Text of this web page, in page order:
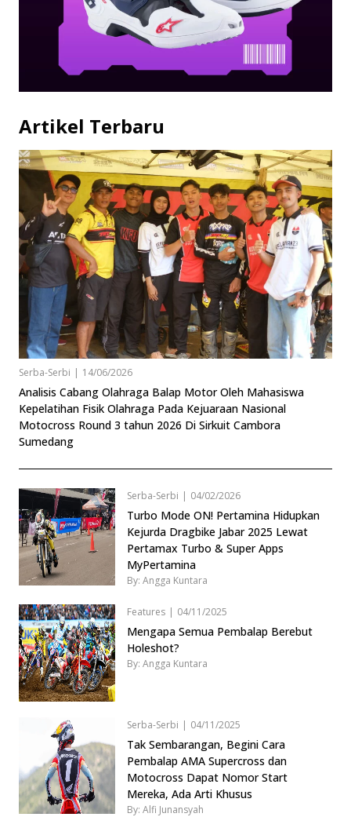
Artikel Terbaru
Serba-Serbi | 14/06/2026
Analisis Cabang Olahraga Balap Motor Oleh Mahasiswa
Kepelatihan Fisik Olahraga Pada Kejuaraan Nasional
Motocross Round 3 tahun 2026 Di Sirkuit Cambora
Sumedang
Serba-Serbi | 04/02/2026
Turbo Mode ON! Pertamina Hidupkan
Kejurda Dragbike Jabar 2025 Lewat
Pertamax Turbo & Super Apps
MyPertamina
By: Angga Kuntara
Features | 04/11/2025
Mengapa Semua Pembalap Berebut
Holeshot?
By: Angga Kuntara
Serba-Serbi | 04/11/2025
Tak Sembarangan, Begini Cara
Pembalap AMA Supercross dan
Motocross Dapat Nomor Start
Mereka, Ada Arti Khusus
By: Alfi Junansyah